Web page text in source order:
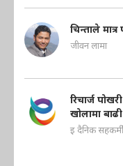
चिन्ताले
जीवन लामा
रिचार्ज
खोलामा बाढी
इ दैनिक सहकर्मी